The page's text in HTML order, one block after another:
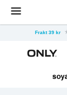
Frakt 39 kr